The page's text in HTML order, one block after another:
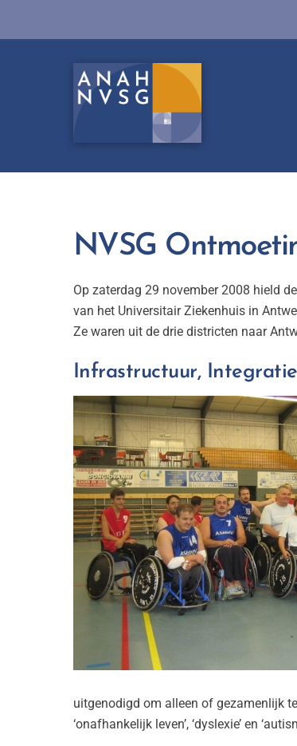
NVSG
Op zaterdag 29 november 2008 hield
van het Universitair Ziekenhuis in
Ze waren uit de drie districten naar
Infrastructuur,
uitgenodigd om alleen of gezamenlijk
‘onafhankelijk leven’, ‘dyslexie’ en